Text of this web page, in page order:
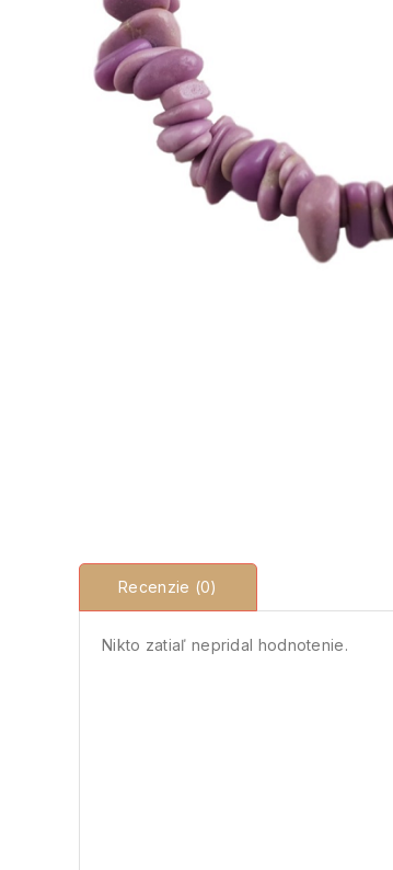
Recenzie (0)
Nikto zatiaľ nepridal hodnotenie.